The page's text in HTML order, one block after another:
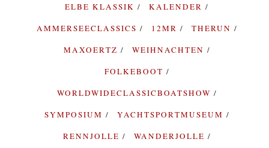
ELBE KLASSIK
KALENDER
AMMERSEECLASSICS
12MR
THERUN
MAXOERTZ
WEIHNACHTEN
FOLKEBOOT
WORLDWIDECLASSICBOATSHOW
SYMPOSIUM
YACHTSPORTMUSEUM
RENNJOLLE
WANDERJOLLE